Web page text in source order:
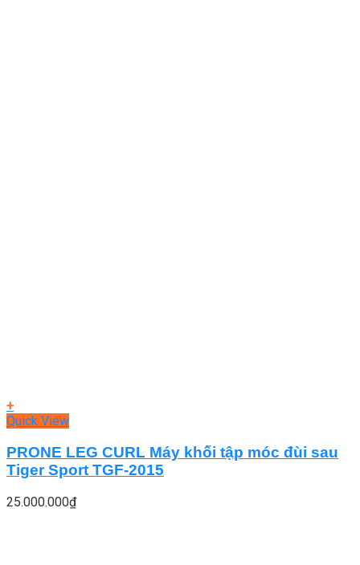
+
Quick View
PRONE LEG CURL Máy khối tập móc đùi sau
Tiger Sport TGF-2015
25.000.000₫